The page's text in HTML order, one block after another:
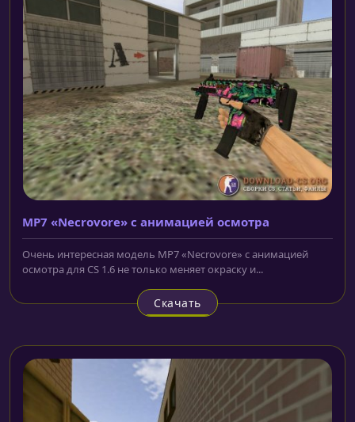
MP7 «Necrovore» с анимацией осмотра
Очень интересная модель MP7 «Necrovore» с анимацией
осмотра для CS 1.6 не только меняет окраску и...
Скачать